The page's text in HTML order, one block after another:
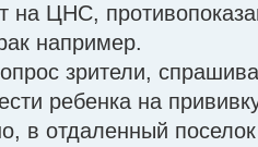
на ЦНС,
например.
зрители,
ребенка на
в отдаленный